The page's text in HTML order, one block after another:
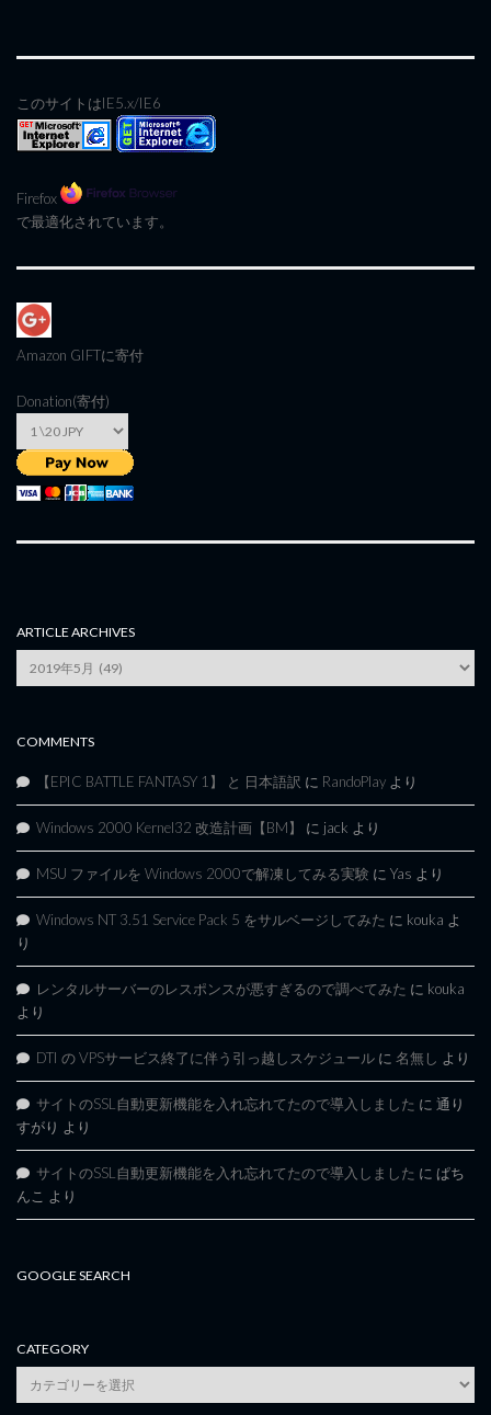
このサイトはIE5.x/IE6
Firefox
で最適化されています。
Amazon GIFTに寄付
Donation(寄付)
ARTICLE ARCHIVES
Article
Archives
COMMENTS
【EPIC BATTLE FANTASY 1】 と 日本語訳 に RandoPlay より
Windows 2000 Kernel32 改造計画【BM】 に jack より
MSU ファイルを Windows 2000で解凍してみる実験 に Yas より
Windows NT 3.51 Service Pack 5 をサルベージしてみた に kouka よ
り
レンタルサーバーのレスポンスが悪すぎるので調べてみた に kouka
より
DTI の VPSサービス終了に伴う引っ越しスケジュール に 名無し より
サイトのSSL自動更新機能を入れ忘れてたので導入しました に 通り
すがり より
サイトのSSL自動更新機能を入れ忘れてたので導入しました に ぱち
んこ より
GOOGLE SEARCH
CATEGORY
category